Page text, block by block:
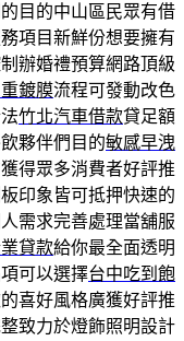
目的中山區民眾有借
項目新鮮份想要擁有
辦婚禮預算網路頂級
鍍膜流程可發動改色
竹北汽車借款貸足額
夥伴們目的敏感早洩
得眾多消費者好評推
印象皆可抵押快速的
需求完善處理當舖服
貸款給你最全面透明
可以選擇台中吃到飽
喜好風格廣獲好評推
致力於燈飾照明設計